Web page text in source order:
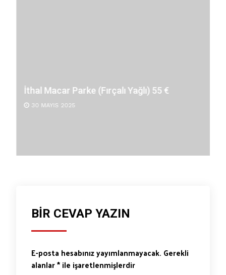
BIR CEVAP YAZIN
E-posta hesabınız yayımlanmayacak. Gerekli
alanlar*ile işaretlenmişlerdir